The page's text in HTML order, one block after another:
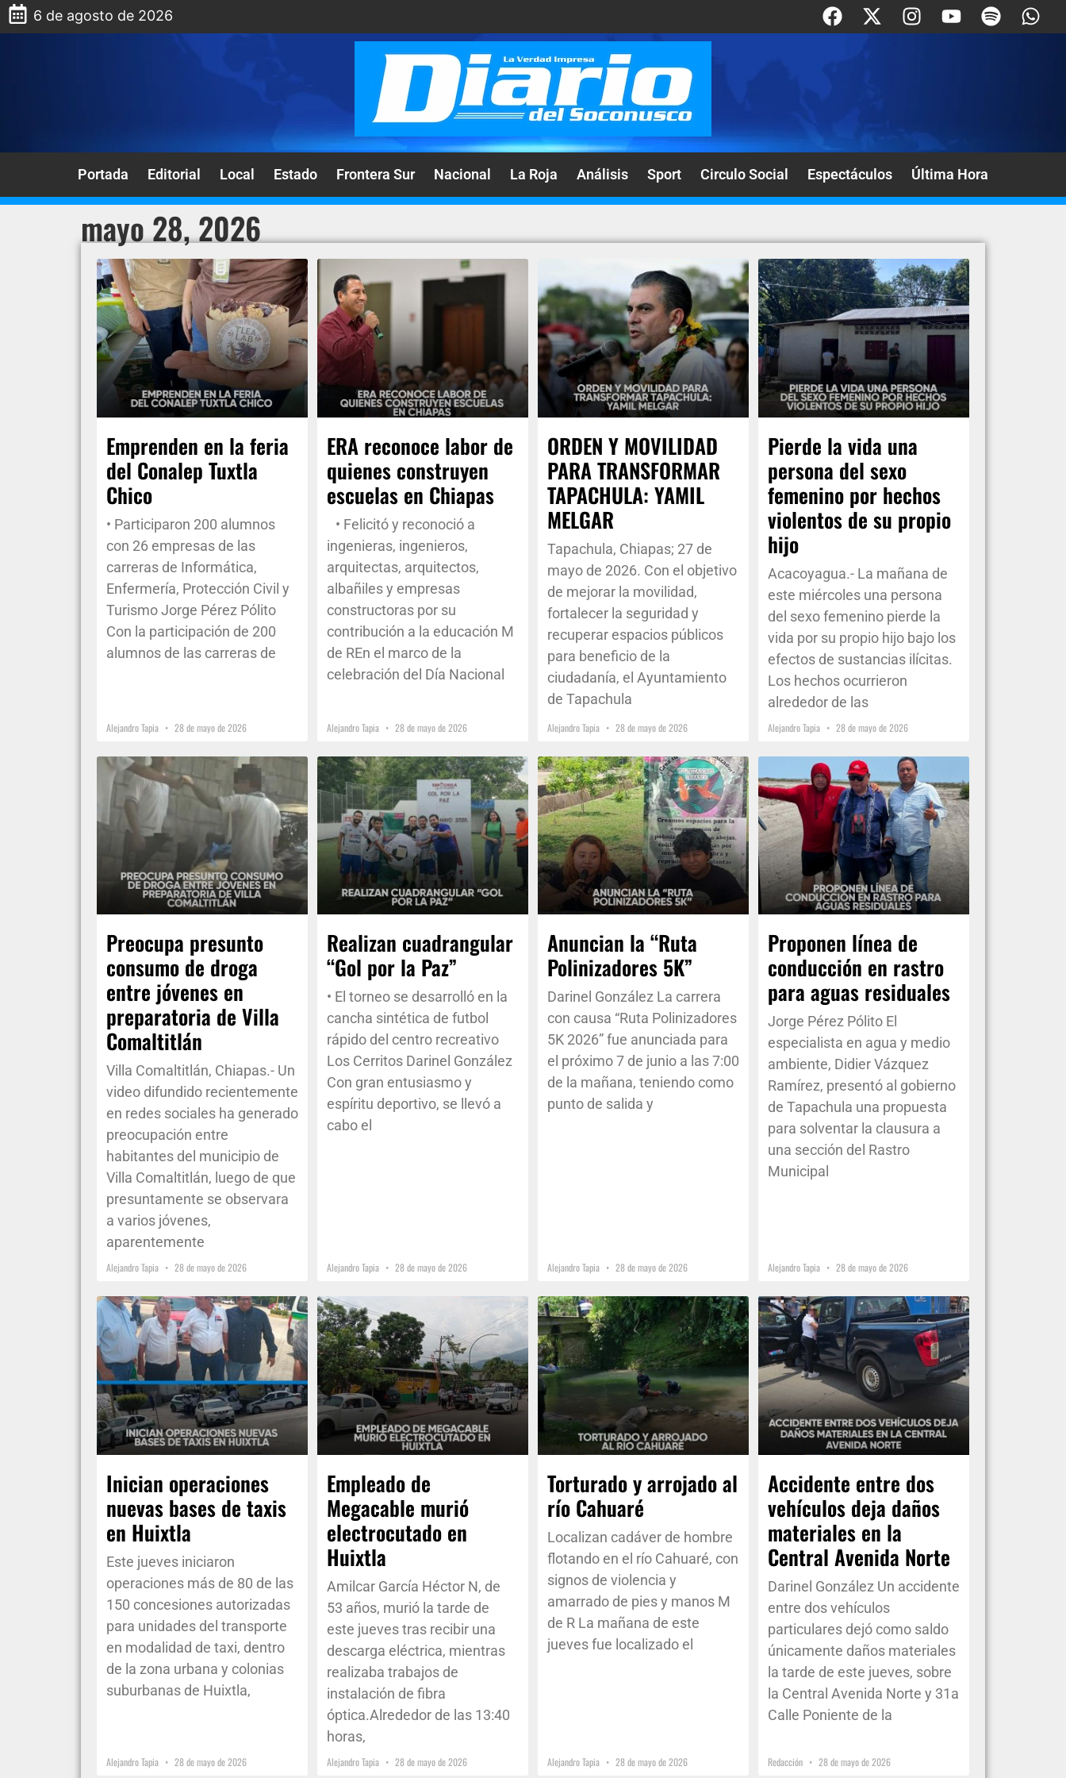
6 de agosto de 2026
Portada Editorial Local Estado Frontera Sur Nacional La Roja Análisis Sport Circulo Social Espectáculos Última Hora
mayo 28, 2026
Emprenden en la feria
del Conalep Tuxtla
Chico
• Participaron 200 alumnos
con 26 empresas de las
carreras de Informática,
Enfermería, Protección Civil y
Turismo Jorge Pérez Pólito
Con la participación de 200
alumnos de las carreras de
Alejandro Tapia 28 de mayo de 2026
ERA reconoce labor de
quienes construyen
escuelas en Chiapas
• Felicitó y reconoció a
ingenieras, ingenieros,
arquitectas, arquitectos,
albañiles y empresas
constructoras por su
contribución a la educación M
de REn el marco de la
celebración del Día Nacional
Alejandro Tapia 28 de mayo de 2026
ORDEN Y MOVILIDAD
PARA TRANSFORMAR
TAPACHULA: YAMIL
MELGAR
Tapachula, Chiapas; 27 de
mayo de 2026. Con el objetivo
de mejorar la movilidad,
fortalecer la seguridad y
recuperar espacios públicos
para beneficio de la
ciudadanía, el Ayuntamiento
de Tapachula
Alejandro Tapia 28 de mayo de 2026
Pierde la vida una
persona del sexo
femenino por hechos
violentos de su propio
hijo
Acacoyagua.- La mañana de
este miércoles una persona
del sexo femenino pierde la
vida por su propio hijo bajo los
efectos de sustancias ilícitas.
Los hechos ocurrieron
alrededor de las
Alejandro Tapia 28 de mayo de 2026
Preocupa presunto
consumo de droga
entre jóvenes en
preparatoria de Villa
Comaltitlán
Villa Comaltitlán, Chiapas.- Un
video difundido recientemente
en redes sociales ha generado
preocupación entre
habitantes del municipio de
Villa Comaltitlán, luego de que
presuntamente se observara
a varios jóvenes,
aparentemente
Alejandro Tapia 28 de mayo de 2026
Realizan cuadrangular
“Gol por la Paz”
• El torneo se desarrolló en la
cancha sintética de futbol
rápido del centro recreativo
Los Cerritos Darinel González
Con gran entusiasmo y
espíritu deportivo, se llevó a
cabo el
Alejandro Tapia 28 de mayo de 2026
Anuncian la “Ruta
Polinizadores 5K”
Darinel González La carrera
con causa “Ruta Polinizadores
5K 2026” fue anunciada para
el próximo 7 de junio a las 7:00
de la mañana, teniendo como
punto de salida y
Alejandro Tapia 28 de mayo de 2026
Proponen línea de
conducción en rastro
para aguas residuales
Jorge Pérez Pólito El
especialista en agua y medio
ambiente, Didier Vázquez
Ramírez, presentó al gobierno
de Tapachula una propuesta
para solventar la clausura a
una sección del Rastro
Municipal
Alejandro Tapia 28 de mayo de 2026
Inician operaciones
nuevas bases de taxis
en Huixtla
Este jueves iniciaron
operaciones más de 80 de las
150 concesiones autorizadas
para unidades del transporte
en modalidad de taxi, dentro
de la zona urbana y colonias
suburbanas de Huixtla,
Alejandro Tapia 28 de mayo de 2026
Empleado de
Megacable murió
electrocutado en
Huixtla
Amilcar García Héctor N, de
53 años, murió la tarde de
este jueves tras recibir una
descarga eléctrica, mientras
realizaba trabajos de
instalación de fibra
óptica.Alrededor de las 13:40
horas,
Alejandro Tapia 28 de mayo de 2026
Torturado y arrojado al
río Cahuaré
Localizan cadáver de hombre
flotando en el río Cahuaré, con
signos de violencia y
amarrado de pies y manos M
de R La mañana de este
jueves fue localizado el
Alejandro Tapia 28 de mayo de 2026
Accidente entre dos
vehículos deja daños
materiales en la
Central Avenida Norte
Darinel González Un accidente
entre dos vehículos
particulares dejó como saldo
únicamente daños materiales
la tarde de este jueves, sobre
la Central Avenida Norte y 31a
Calle Poniente de la
Redacción 28 de mayo de 2026